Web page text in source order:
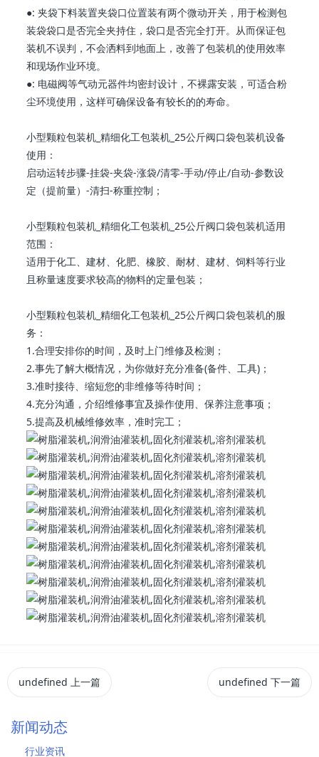
●: 夹袋下料装置夹袋口位置装有两个微动开关，用于检测包
装袋袋口是否完全夹持住，袋口是否完全打开。从而保证包
装机不误判，不会洒料到地面上，改善了包装机的使用效率
和现场作业环境。
●: 电磁阀等气动元器件均密封设计，不裸露安装，可适合粉
尘环境使用，这样可确保设备有较长的的寿命。
小型颗粒 包装机 _精细化工 包装机 _25公斤阀口袋 包装机设备
使用：
启动运转步骤-挂袋-夹袋-涨袋/清零-手动/停止/自动-参数设
定（提前量）-清扫-称重控制；
小型颗粒 包装机 _精细化工 包装机 _25公斤阀口袋 包装机适用
范围：
适用于化工、建材、化肥、橡胶、耐材、建材、饲料等行业
且称量速度要求较高的物料的定量包装；
小型颗粒 包装机 _精细化工 包装机 _25公斤阀口袋 包装机的服
务：
1.合理安排你的时间，及时上门维修及检测；
2.事先了解大概情况，为你做好充分准备(备件、工具)；
3.准时接待、缩短您的非维修等待时间；
4.充分沟通，介绍维修事宜及操作使用、保养注意事项；
5.提高及机械维修效率，准时完工；
undefined 上一篇 undefined 下一篇
新闻动态
行业资讯